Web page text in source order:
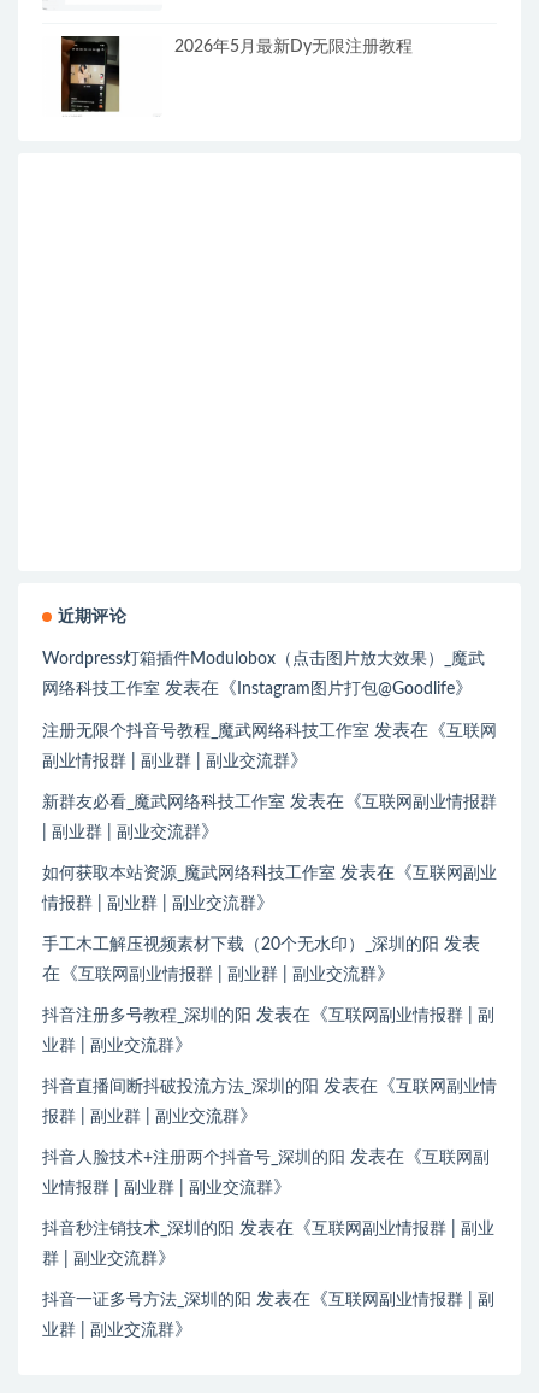
2026年5月最新Dy无限注册教程
近期评论
Wordpress灯箱插件Modulobox（点击图片放大效果）_魔武
网络科技工作室 发表在《 Instagram图片打包@Goodlife》
注册无限个抖音号教程_魔武网络科技工作室 发表在《互联网
副业情报群 | 副业群 | 副业交流群》
新群友必看_魔武网络科技工作室 发表在《互联网副业情报群
| 副业群 | 副业交流群》
如何获取本站资源_魔武网络科技工作室 发表在《互联网副业
情报群 | 副业群 | 副业交流群》
手工木工解压视频素材下载（20个无水印）_深圳的阳 发表
在《互联网副业情报群 | 副业群 | 副业交流群》
抖音注册多号教程_深圳的阳 发表在《互联网副业情报群 | 副
业群 | 副业交流群》
抖音直播间断抖破投流方法_深圳的阳 发表在《互联网副业情
报群 | 副业群 | 副业交流群》
抖音人脸技术+注册两个抖音号_深圳的阳 发表在《互联网副
业情报群 | 副业群 | 副业交流群》
抖音秒注销技术_深圳的阳 发表在《互联网副业情报群 | 副业
群 | 副业交流群》
抖音一证多号方法_深圳的阳 发表在《互联网副业情报群 | 副
业群 | 副业交流群》